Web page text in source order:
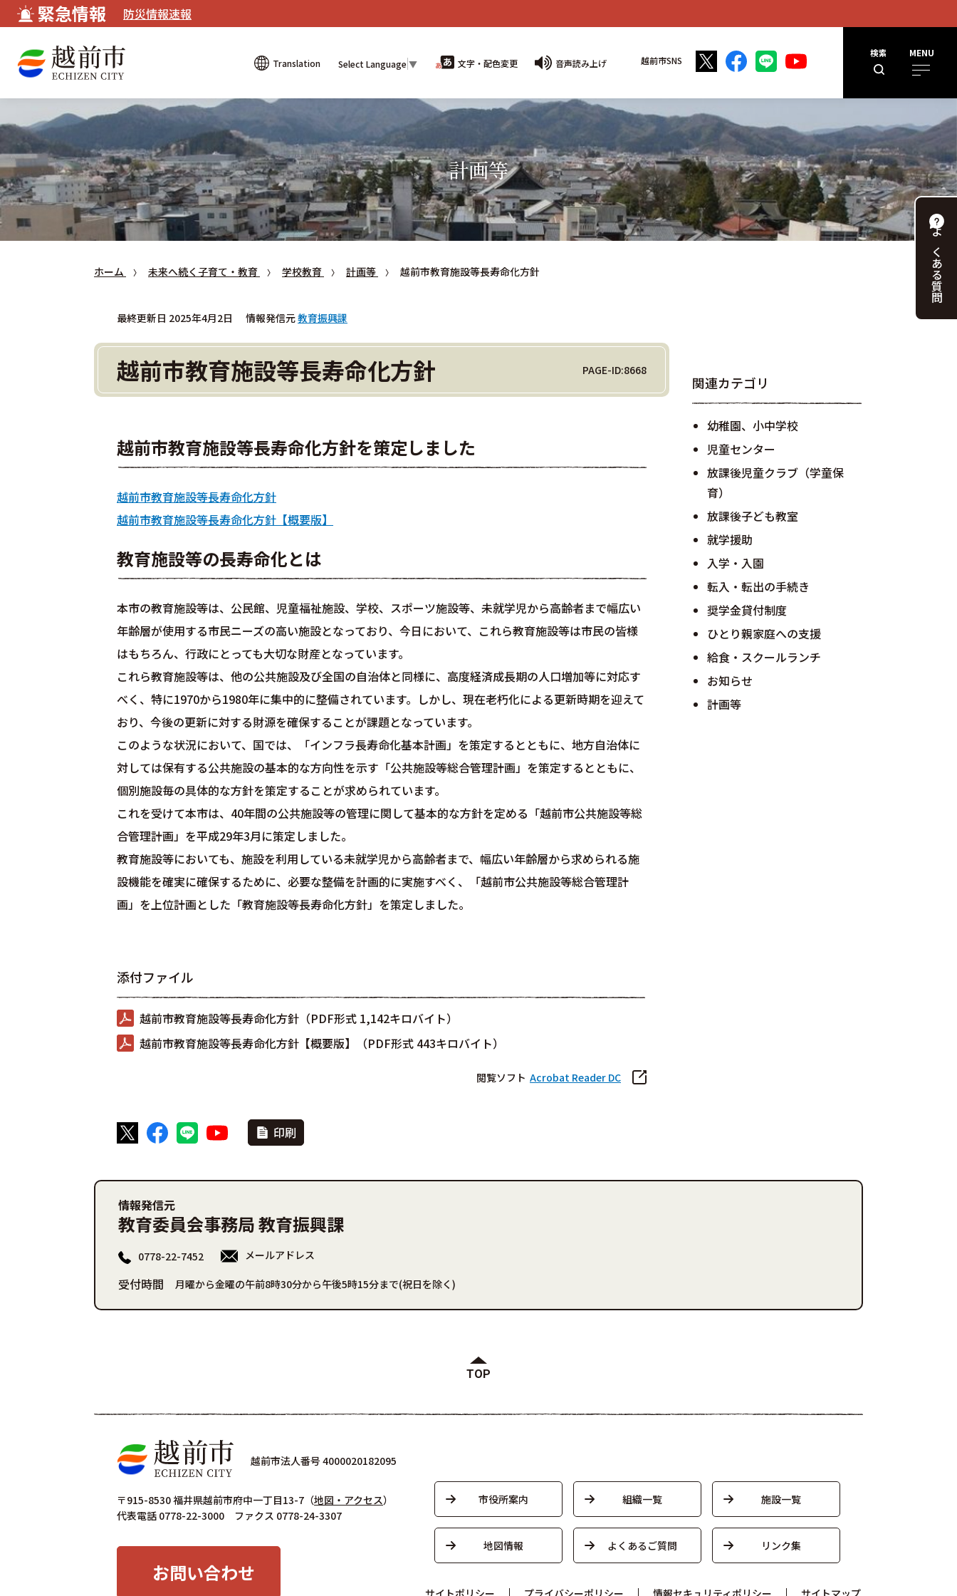
緊急情報 防災情報速報
検索
MENU
Translation
Select Language▼ 文字・配色変更 音声読み上げ 越前市SNS
よくある
質問
計画等
ホーム 未来へ続く子育て・教育 学校教育 計画等 越前市教育施設等長寿命化方針
最終更新日 2025年4月2日 情報発信元教育振興課
越前市教育施設等長寿命化方針 PAGE-ID:8668
越前市教育施設等長寿命化方針を策定しました
越前市教育施設等長寿命化方針
越前市教育施設等長寿命化方針【概要版】
教育施設等の長寿命化とは
本市の教育施設等は、公民館、児童福祉施設、学校、スポーツ施設等、未就学児から高齢者まで幅広い
年齢層が使用する市民ニーズの高い施設となっており、今日において、これら教育施設等は市民の皆様
はもちろん、行政にとっても大切な財産となっています。
これら教育施設等は、他の公共施設及び全国の自治体と同様に、高度経済成長期の人口増加等に対応す
べく、特に1970から1980年に集中的に整備されています。しかし、現在老朽化による更新時期を迎えて
おり、今後の更新に対する財源を確保することが課題となっています。
このような状況において、国では、「インフラ長寿命化基本計画」を策定するとともに、地方自治体に
対しては保有する公共施設の基本的な方向性を示す「公共施設等総合管理計画」を策定するとともに、
個別施設毎の具体的な方針を策定することが求められています。
これを受けて本市は、40年間の公共施設等の管理に関して基本的な方針を定める「越前市公共施設等総
合管理計画」を平成29年3月に策定しました。
教育施設等においても、施設を利用している未就学児から高齢者まで、幅広い年齢層から求められる施
設機能を確実に確保するために、必要な整備を計画的に実施すべく、「越前市公共施設等総合管理計
画」を上位計画とした「教育施設等長寿命化方針」を策定しました。
添付ファイル
越前市教育施設等長寿命化方針（PDF形式 1,142キロバイト）
越前市教育施設等長寿命化方針【概要版】（PDF形式 443キロバイト）
閲覧ソフト Acrobat Reader DC
印刷
関連カテゴリ
幼稚園、小中学校
児童センター
放課後児童クラブ（学童保
育）
放課後子ども教室
就学援助
入学・入園
転入・転出の手続き
奨学金貸付制度
ひとり親家庭への支援
給食・スクールランチ
お知らせ
計画等
情報発信元
教育委員会事務局 教育振興課
0778-22-7452 メールアドレス
受付時間 月曜から金曜の午前8時30分から午後5時15分まで(祝日を除く)
TOP
越前市法人番号 4000020182095
〒915-8530 福井県越前市府中一丁目13-7 （地図・アクセス）
代表電話 0778-22-3000 ファクス 0778-24-3307
お問い合わせ
市役所案内 組織一覧 施設一覧
地図情報 よくあるご質問 リンク集